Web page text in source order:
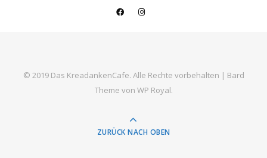
© 2019 Das KreadankenCafe. Alle Rechte vorbehalten | Bard
Theme von WP Royal.
ZURÜCK NACH OBEN